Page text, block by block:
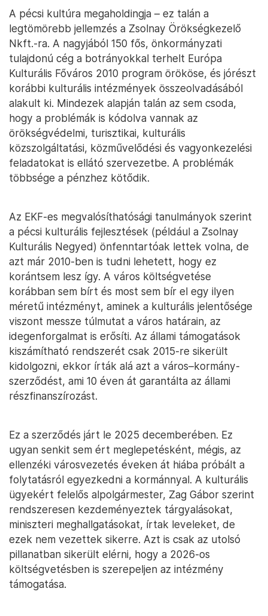
A pécsi kultúra megaholdingja – ez talán a
legtömörebb jellemzés a Zsolnay Örökségkezelő
Nkft.-ra. A nagyjából 150 fős, önkormányzati
tulajdonú cég a botrányokkal terhelt Európa
Kulturális Főváros 2010 program örököse, és jórészt
korábbi kulturális intézmények összeolvadásából
alakult ki. Mindezek alapján talán az sem csoda,
hogy a problémák is kódolva vannak az
örökségvédelmi, turisztikai, kulturális
közszolgáltatási, közművelődési és vagyonkezelési
feladatokat is ellátó szervezetbe. A problémák
többsége a pénzhez kötődik.
Az EKF-es megvalósíthatósági tanulmányok szerint
a pécsi kulturális fejlesztések (például a Zsolnay
Kulturális Negyed) önfenntartóak lettek volna, de
azt már 2010-ben is tudni lehetett, hogy ez
korántsem lesz így. A város költségvetése
korábban sem bírt és most sem bír el egy ilyen
méretű intézményt, aminek a kulturális jelentősége
viszont messze túlmutat a város határain, az
idegenforgalmat is erősíti. Az állami támogatások
kiszámítható rendszerét csak 2015-re sikerült
kidolgozni, ekkor írták alá azt a város–kormány-
szerződést, ami 10 éven át garantálta az állami
részfinanszírozást.
Ez a szerződés járt le 2025 decemberében. Ez
ugyan senkit sem ért meglepetésként, mégis, az
ellenzéki városvezetés éveken át hiába próbált a
folytatásról egyezkedni a kormánnyal. A kulturális
ügyekért felelős alpolgármester, Zag Gábor szerint
rendszeresen kezdeményeztek tárgyalásokat,
miniszteri meghallgatásokat, írtak leveleket, de
ezek nem vezettek sikerre. Azt is csak az utolsó
pillanatban sikerült elérni, hogy a 2026-os
költségvetésben is szerepeljen az intézmény
támogatása.